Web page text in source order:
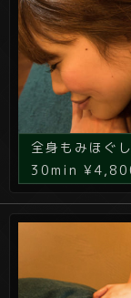
全身もみほぐ
30min